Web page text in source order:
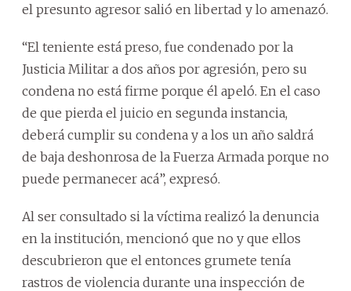
el presunto agresor salió en libertad y lo amenazó.
“El teniente está preso, fue condenado por la
Justicia Militar a dos años por agresión, pero su
condena no está firme porque él apeló. En el caso
de que pierda el juicio en segunda instancia,
deberá cumplir su condena y a los un año saldrá
de baja deshonrosa de la Fuerza Armada porque no
puede permanecer acá”, expresó.
Al ser consultado si la víctima realizó la denuncia
en la institución, mencionó que no y que ellos
descubrieron que el entonces grumete tenía
rastros de violencia durante una inspección de